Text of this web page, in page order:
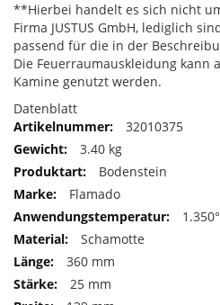
**Hierbei handelt es sich nicht
Firma JUSTUS GmbH, lediglich
passend für die in der
Die Feuerraumauskleidung kann
Kamine genutzt werden.
Datenblatt
32010375
3.40 kg
Bodenstein
Flamado
Schamotte
360 mm
25 mm